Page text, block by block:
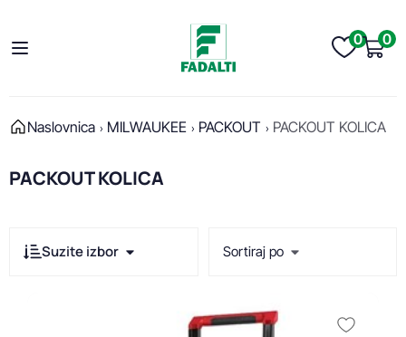
0 0
Naslovnica MILWAUKEE PACKOUT PACKOUT KOLICA
PACKOUT KOLICA
Suzite izbor Sortiraj po